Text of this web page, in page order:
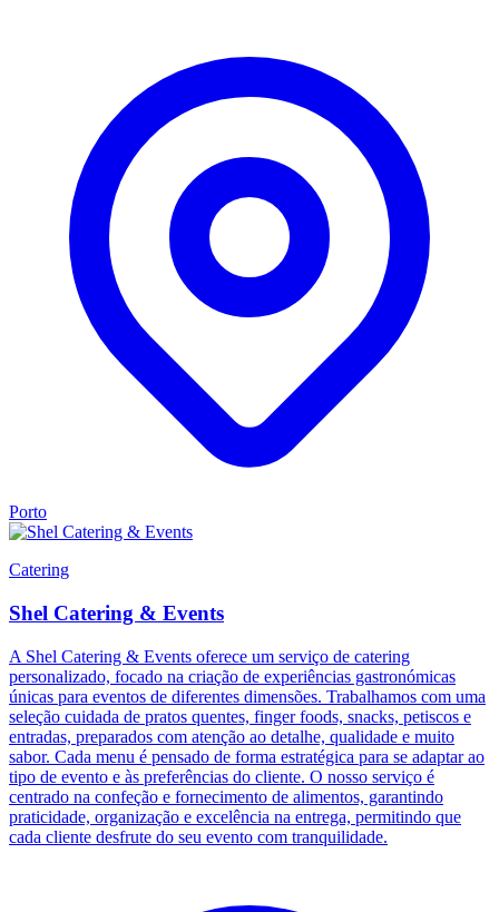
Porto
Catering
Shel Catering & Events
A Shel Catering & Events oferece um serviço de catering
personalizado, focado na criação de experiências gastronómicas
únicas para eventos de diferentes dimensões. Trabalhamos com uma
seleção cuidada de pratos quentes, finger foods, snacks, petiscos e
entradas, preparados com atenção ao detalhe, qualidade e muito
sabor. Cada menu é pensado de forma estratégica para se adaptar ao
tipo de evento e às preferências do cliente. O nosso serviço é
centrado na confeção e fornecimento de alimentos, garantindo
praticidade, organização e excelência na entrega, permitindo que
cada cliente desfrute do seu evento com tranquilidade.